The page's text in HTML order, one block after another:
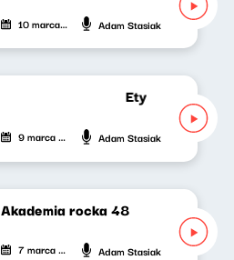
10 marca 2023 Adam Stasiak
Etykieta
9 marca 2023 Adam Stasiak
Akademia rocka 48
7 marca 2023 Adam Stasiak